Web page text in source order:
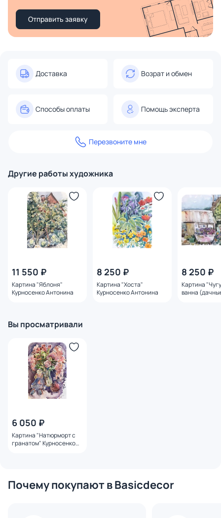
Отправить заявку
Доставка Возрат и обмен
Способы оплаты Помощь эксперта
Перезвоните мне
Другие работы художника
11 550 ₽
Картина "Яблоня"
Курносенко Антонина
8 250 ₽
Картина "Хоста"
Курносенко Антонина
8 250 ₽
Картина
ванна
Вы просматривали
6 050 ₽
Картина "Натюрморт с
гранатом" Курносенко
Почему покупают в Basicdecor